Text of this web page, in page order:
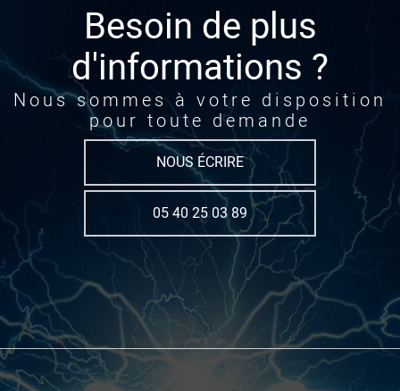
Besoin de plus
d'informations ?
Nous sommes à votre disposition
pour toute demande
NOUS ÉCRIRE
05 40 25 03 89